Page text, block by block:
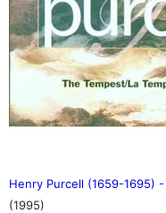
Henry Purcell (1659-1695)
(1995)